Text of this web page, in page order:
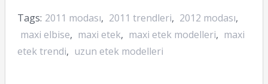
Tags: 2011 modası, 2011 trendleri, 2012 modası,
maxi elbise, maxi etek, maxi etek modelleri, maxi
etek trendi, uzun etek modelleri